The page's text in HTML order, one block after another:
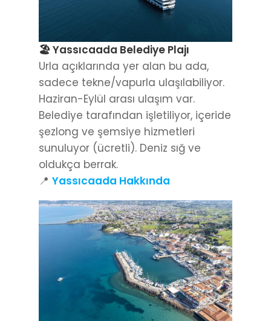
🏖️ Yassıcaada Belediye Plajı
Urla açıklarında yer alan bu ada,
sadece tekne/vapurla ulaşılabiliyor.
Haziran-Eylül arası ulaşım var.
Belediye tarafından işletiliyor, içeride
şezlong ve şemsiye hizmetleri
sunuluyor (ücretli). Deniz sığ ve
oldukça berrak.
📍 Yassıcaada Hakkında